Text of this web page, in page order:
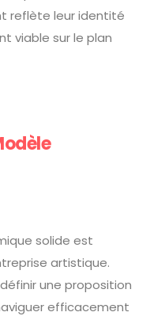
reflète leur identité
viable sur le plan
solide est
artistique.
une proposition
efficacement